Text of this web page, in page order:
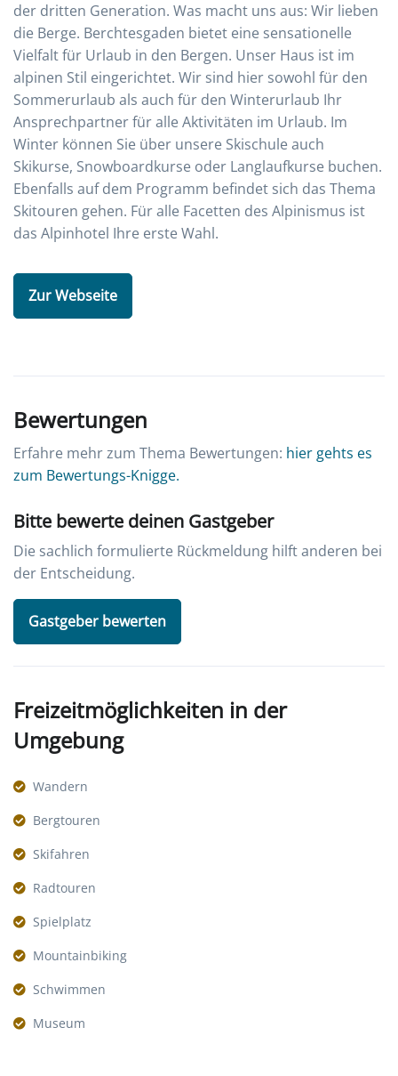
der dritten Generation. Was macht uns aus: Wir lieben
die Berge. Berchtesgaden bietet eine sensationelle
Vielfalt für Urlaub in den Bergen. Unser Haus ist im
alpinen Stil eingerichtet. Wir sind hier sowohl für den
Sommerurlaub als auch für den Winterurlaub Ihr
Ansprechpartner für alle Aktivitäten im Urlaub. Im
Winter können Sie über unsere Skischule auch
Skikurse, Snowboardkurse oder Langlaufkurse buchen.
Ebenfalls auf dem Programm befindet sich das Thema
Skitouren gehen. Für alle Facetten des Alpinismus ist
das Alpinhotel Ihre erste Wahl.
Zur Webseite
Bewertungen
Erfahre mehr zum Thema Bewertungen: hier gehts es
zum Bewertungs-Knigge.
Bitte bewerte deinen Gastgeber
Die sachlich formulierte Rückmeldung hilft anderen bei
der Entscheidung.
Gastgeber bewerten
Freizeitmöglichkeiten in der
Umgebung
Wandern
Bergtouren
Skifahren
Radtouren
Spielplatz
Mountainbiking
Schwimmen
Museum